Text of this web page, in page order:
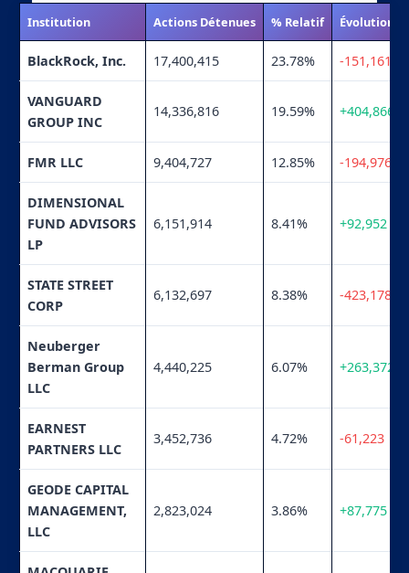
Institution Actions Détenues % Relatif Évolution
BlackRock, Inc. 17,400,415 23.78% -151,161
VANGUARD
GROUP INC
14,336,816 19.59% +404,866
FMR LLC 9,404,727 12.85% -194,976
DIMENSIONAL
FUND ADVISORS
LP
6,151,914 8.41% +92,952
STATE STREET
CORP
6,132,697 8.38% -423,178
Neuberger
Berman Group
LLC
4,440,225 6.07% +263,372
EARNEST
PARTNERS LLC
3,452,736 4.72% -61,223
GEODE CAPITAL
MANAGEMENT,
LLC
2,823,024 3.86% +87,775